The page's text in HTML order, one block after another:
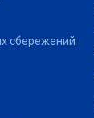
сбережений